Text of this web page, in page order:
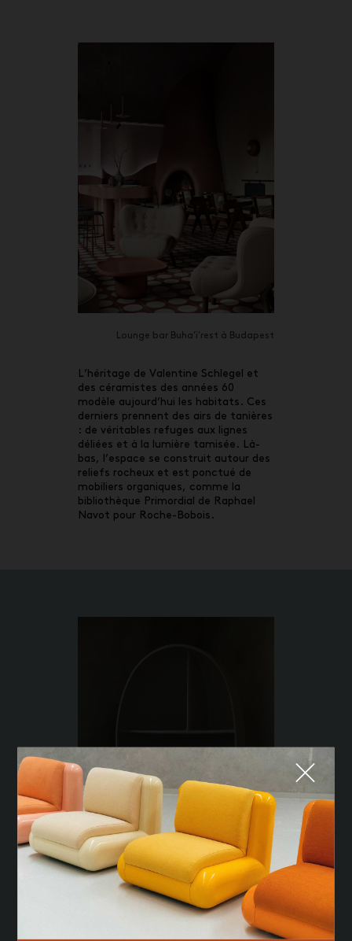
Lounge bar Buha’i’rest à Budapest
L’héritage de Valentine Schlegel et
des céramistes des années 60
modèle aujourd’hui les habitats. Ces
derniers prennent des airs de tanières
: de véritables refuges aux lignes
déliées et à la lumière tamisée. Là-
bas, l’espace se construit autour des
reliefs rocheux et est ponctué de
mobiliers organiques, comme la
bibliothèque Primordial de Raphael
Navot pour Roche-Bobois.
bibliothèque Primordial de Raphael
Fermer
QUE CHERCHEZ-VOUS ?